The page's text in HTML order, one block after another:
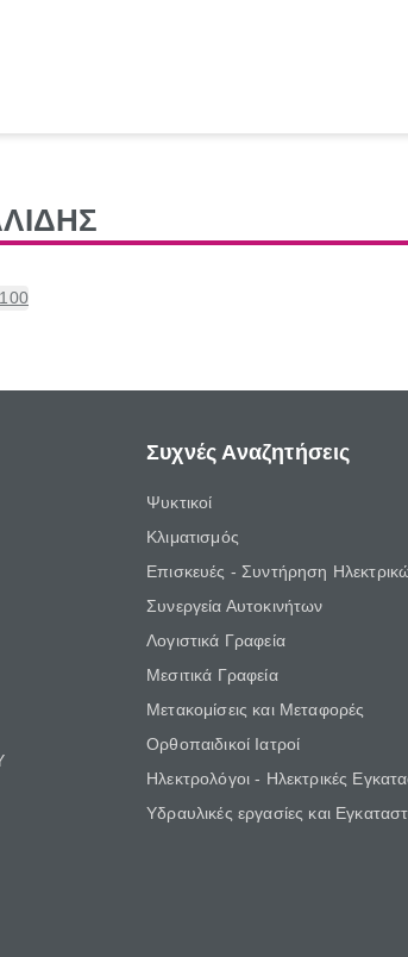
Συχνές Αναζητήσεις
Ψυκτικοί
Κλιματισμός
Επισκευές - Συντήρηση
Συνεργεία Αυτοκινήτων
Λογιστικά Γραφεία
Μεσιτικά Γραφεία
Μετακομίσεις και Μεταφορές
Ορθοπαιδικοί Ιατροί
Ηλεκτρολόγοι - Ηλεκτρικές
Υδραυλικές εργασίες και